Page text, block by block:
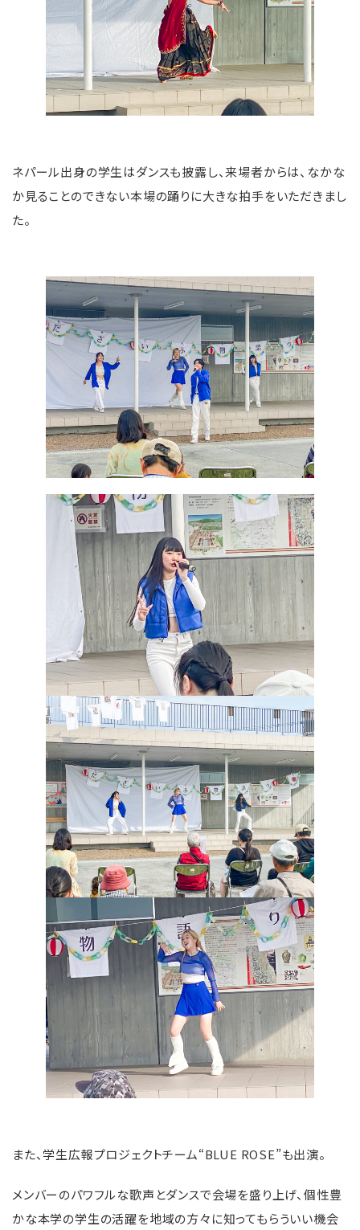
ネパール出身の学生はダンスも披露し、来場者からは、なかな
か見ることのできない本場の踊りに大きな拍手をいただきまし
た。
また、学生広報プロジェクトチーム“BLUE ROSE”も出演。
メンバーのパワフルな歌声とダンスで会場を盛り上げ、個性豊
かな本学の学生の活躍を地域の方々に知ってもらういい機会